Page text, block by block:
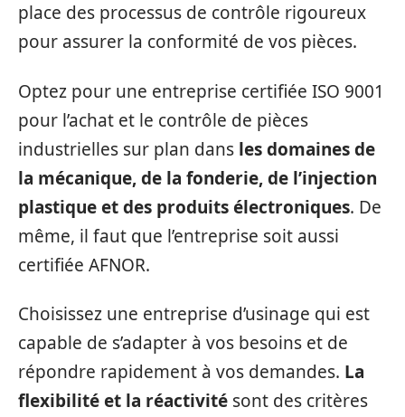
place des processus de contrôle rigoureux
pour assurer la conformité de vos pièces.
Optez pour une entreprise certifiée ISO 9001
pour l’achat et le contrôle de pièces
industrielles sur plan dans les domaines de
la mécanique, de la fonderie, de l’injection
plastique et des produits électroniques. De
même, il faut que l’entreprise soit aussi
certifiée AFNOR.
Choisissez une entreprise d’usinage qui est
capable de s’adapter à vos besoins et de
répondre rapidement à vos demandes. La
flexibilité et la réactivité sont des critères